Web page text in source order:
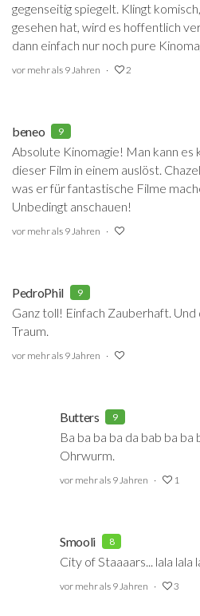
gegenseitig spiegelt. Klingt
gesehen hat, wird es hoffentlich
dann einfach nur noch pure
vor mehr als 9 Jahren 2
beneo 9
Absolute Kinomagie! Man kann es
dieser Film in einem auslöst.
was er für fantastische Filme
Unbedingt anschauen!
vor mehr als 9 Jahren
PedroPhil 9
Ganz toll! Einfach Zauberhaft.
Traum.
vor mehr als 9 Jahren
Butters 9
Ba ba ba ba da bab ba
Ohrwurm.
vor mehr als 9 Jahren 1
Smooli 8
City of Staaaars... lala lala
vor mehr als 9 Jahren 3